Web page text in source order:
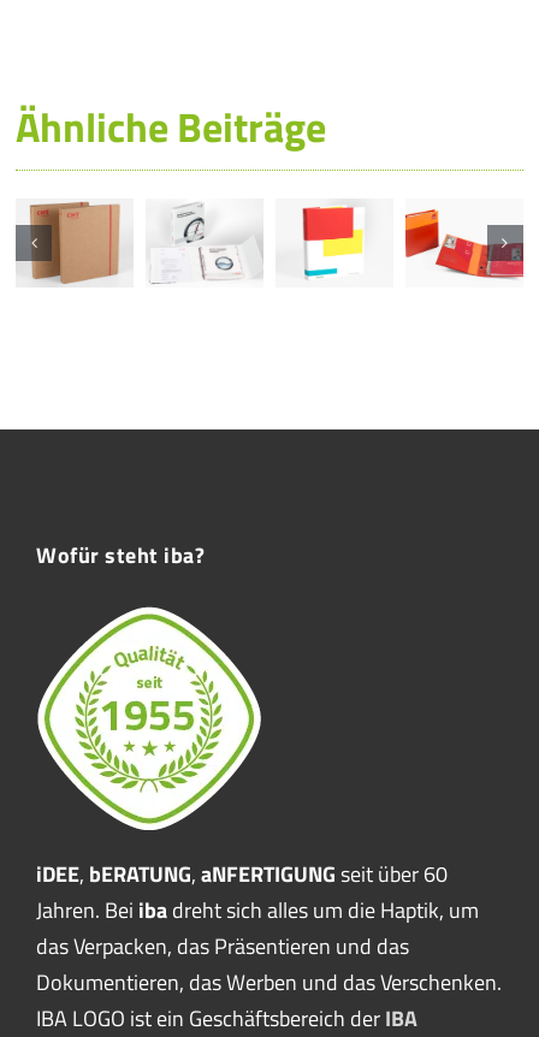
Ähnliche Beiträge
Wofür steht iba?
iDEE, bERATUNG,aNFERTIGUNGseit über 60
Jahren. Bei ibadreht sich alles um die Haptik, um
das Verpacken, das Präsentieren und das
Dokumentieren, das Werben und das Verschenken.
IBA LOGO ist ein Geschäftsbereich derIBA